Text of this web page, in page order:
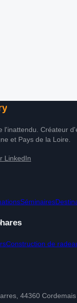
l'inattendu. Créateur
et Pays de la Loire.
LinkedIn
Séminaires
Construction de
44360 Cordemais